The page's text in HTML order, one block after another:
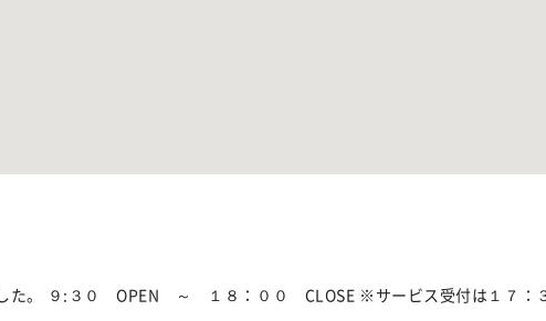
た。 ９:３０ OPEN ～ １８：００ CLOSE ※サービス受付は１７：３